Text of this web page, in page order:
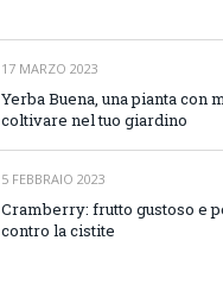
17 MARZO 2023
Yerba Buena, una pianta con
coltivare nel tuo giardino
5 FEBBRAIO 2023
Cramberry: frutto gustoso e
contro la cistite